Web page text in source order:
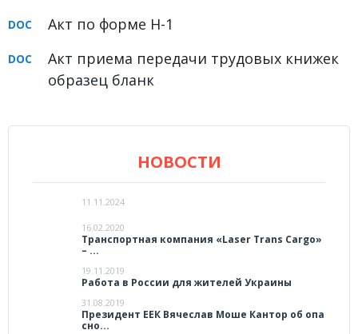
Акт по форме Н-1
Акт приема передачи трудовых книжек
образец бланк
НОВОСТИ
11.11.2024
16.02.2020
Транспортная компания «Laser Trans Cargo»
– ...
19.11.2019
Работа в России для жителей Украины
31.08.2019
Президент ЕЕК Вячеслав Моше Кантор об опа
сно...